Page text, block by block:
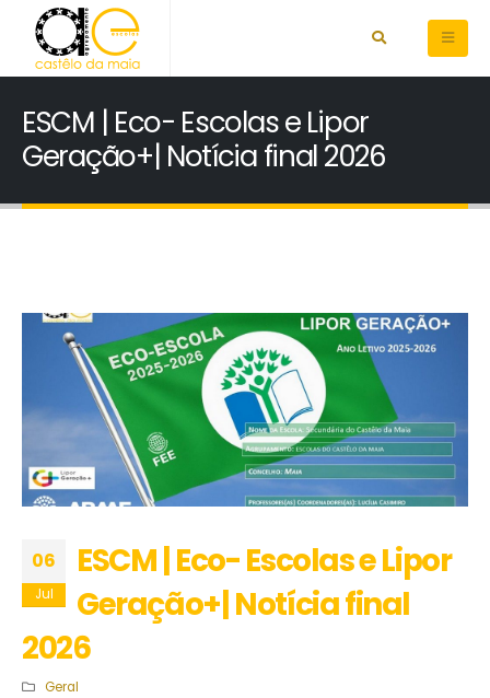
ESCM | Eco- Escolas e Lipor
Geração+| Notícia final 2026
06
Jul
ESCM | Eco- Escolas e Lipor
Geração+| Notícia final
2026
Geral